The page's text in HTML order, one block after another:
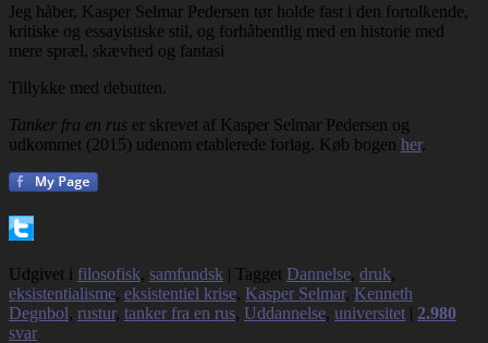
Jeg håber, Kasper Selmar Pedersen tør holde fast i den fortolkende,
kritiske og essayistiske stil, og forhåbentlig med en historie med
mere spræl, skævhed og fantasi
Tillykke med debutten.
Tanker fra en rus er skrevet af Kasper Selmar Pedersen og
udkommet (2015) udenom etablerede forlag. Køb bogen her.
Udgivet i filosofisk, samfundsk | Tagget Dannelse, druk,
eksistentialisme, eksistentiel krise, Kasper Selmar, Kenneth
Degnbol, rustur, tanker fra en rus, Uddannelse, universitet | 2.980
svar